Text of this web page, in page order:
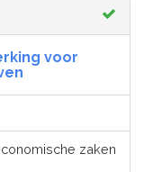
voor
zaken